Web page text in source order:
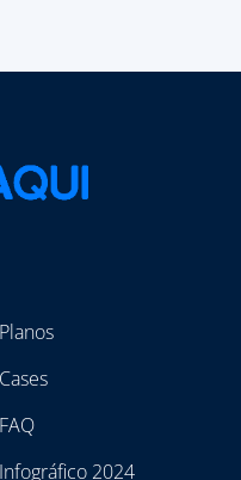
Planos
Cases
FAQ
Infográfico 2024